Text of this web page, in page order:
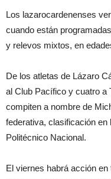
Los lazarocardenenses
cuando están
y relevos mixtos, en
De los atletas de Lázaro
al Club Pacífico y cuatro a
compiten a nombre de
federativa, clasificación
Politécnico Nacional.
El viernes habrá acción